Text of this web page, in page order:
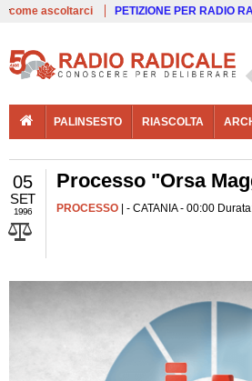
come ascoltarci PETIZIONE PER RADIO
PALINSESTO RIASCOLTA
05
SET
1996
Processo "Orsa
PROCESSO | - CATANIA - 00:00